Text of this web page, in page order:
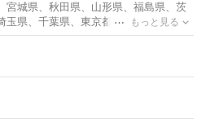
宮城県、秋田県、山形県、福島県、茨
玉県、千葉県、東京都、神奈川県、富
潟県、山梨県、長野県、岐阜県、静岡
、京都府、大阪府、兵庫県、奈良
県、岡山県、広島県、山口県、徳島
県、福岡県、佐賀県、長崎県、熊本
県、沖縄県
もっと見る